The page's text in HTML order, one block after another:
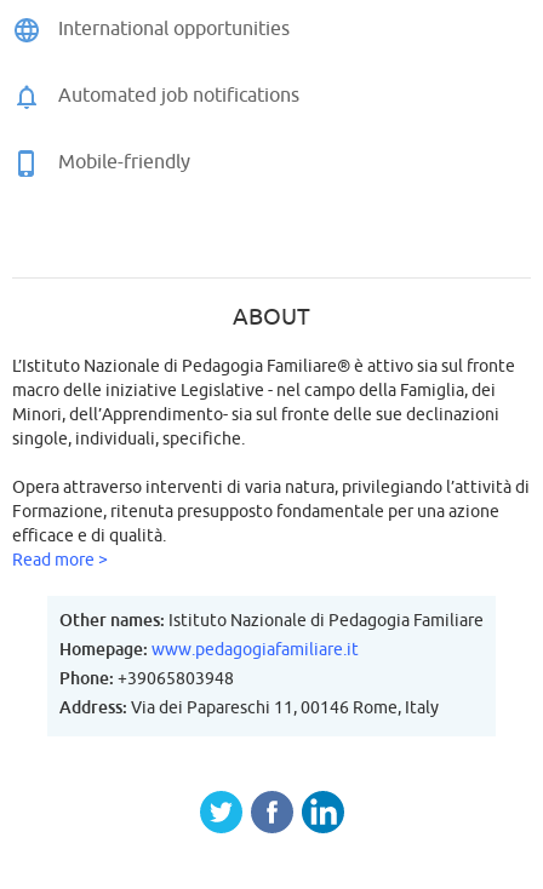
International opportunities
Automated job notifications
Mobile-friendly
ABOUT
L’Istituto Nazionale di Pedagogia Familiare® è attivo sia sul fronte
macro delle iniziative Legislative - nel campo della Famiglia, dei
Minori, dell’Apprendimento- sia sul fronte delle sue declinazioni
singole, individuali, specifiche.
Opera attraverso interventi di varia natura, privilegiando l’attività di
Formazione, ritenuta presupposto fondamentale per una azione
efficace e di qualità.
di natura culturale e legislativa, in affiancamento ad Organismi
Istituzionali Nazionali e Sovranazionali.
Svolge attività di consulenza continua in ambito internazionale ed
Read more >
Other names: Istituto Nazionale di Pedagogia Familiare
Homepage: www.pedagogiafamiliare.it
Phone: +39065803948
Address: Via dei Papareschi 11, 00146 Rome, Italy